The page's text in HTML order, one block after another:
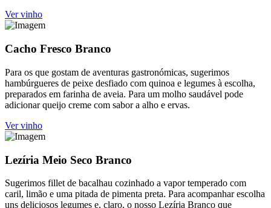
Ver vinho
Cacho Fresco Branco
Para os que gostam de aventuras gastronómicas, sugerimos
hambúrgueres de peixe desfiado com quinoa e legumes à escolha,
preparados em farinha de aveia. Para um molho saudável pode
adicionar queijo creme com sabor a alho e ervas.
Ver vinho
Lezíria Meio Seco Branco
Sugerimos fillet de bacalhau cozinhado a vapor temperado com
caril, limão e uma pitada de pimenta preta. Para acompanhar escolha
uns deliciosos legumes e, claro, o nosso Lezíria Branco que